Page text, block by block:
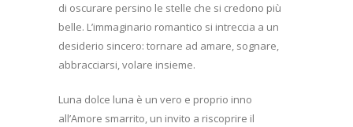
di oscurare persino le stelle che si credono più
belle. L’immaginario romantico si intreccia a un
desiderio sincero: tornare ad amare, sognare,
abbracciarsi, volare insieme.
Luna dolce luna è un vero e proprio inno
all’Amore smarrito, un invito a riscoprire il